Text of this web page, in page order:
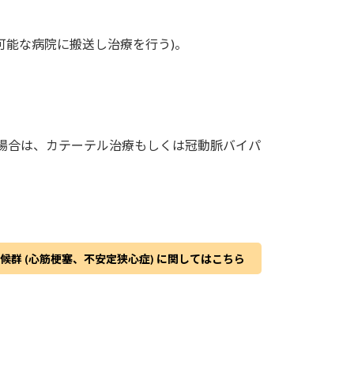
な病院に搬送し治療を行う)。
合は、カテーテル治療もしくは冠動脈バイパ
群 (心筋梗塞、不安定狭心症) に関してはこちら